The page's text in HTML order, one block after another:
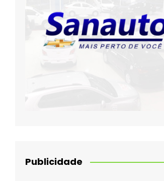
Publicidade